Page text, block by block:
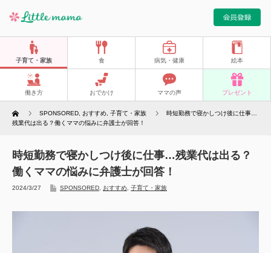
子育て・家族 食 病気・健康 絵本
働き方 おでかけ ママの声 プレゼント
Home SPONSORED おすすめ 子育て・家族
時短勤務で寝かしつけ後に仕事…
残業代は出る？働くママの悩みに弁護士が回答！
時短勤務で寝かしつけ後に仕事…残業代は出る？
働くママの悩みに弁護士が回答！
2024/3/27 SPONSORED おすすめ 子育て・家族